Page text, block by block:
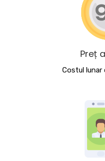
Preț
Costul lunar